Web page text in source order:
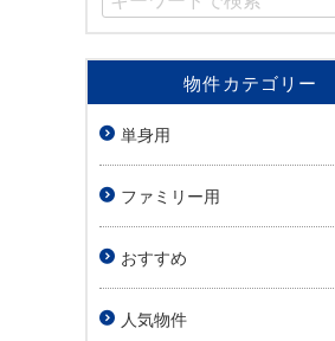
物件カテゴリー
単身用
ファミリー用
おすすめ
人気物件